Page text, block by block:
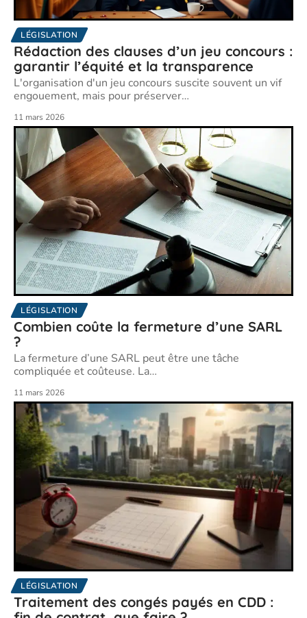
LÉGISLATION
Rédaction des clauses d’un jeu concours :
garantir l’équité et la transparence
L'organisation d'un jeu concours suscite souvent un vif
engouement, mais pour préserver…
11 mars 2026
LÉGISLATION
Combien coûte la fermeture d’une SARL
?
La fermeture d’une SARL peut être une tâche
compliquée et coûteuse. La…
11 mars 2026
LÉGISLATION
Traitement des congés payés en CDD :